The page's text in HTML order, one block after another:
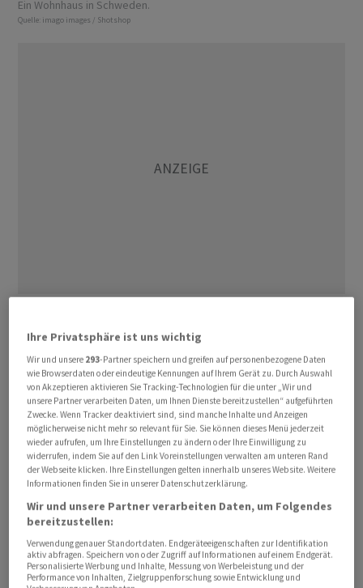
Ein Wohnhaus in Schweden.
Quelle: imago images / Shotshop
grossen Teil des Wertzuwachses schwedischer
Wohnimmobilien zunichte gemacht, nachdem sich ein
Anstieg der Kredit- und Lebenshaltungskosten auf die
Preise niedergeschlagen hatte. Das hat das grösste
nordische Land zu einer der Regionen in der Welt
gemacht, die den stärksten Rückgang auf dem
Wohnimmobilienmarkt zu verzeichnen haben.
Zwar werden Einfamilienhäuser immer noch zu etwas
höheren Preisen als vor dem Ausbruch im März 2020
gehandelt, doch der Anstieg der Strompreise drückt im
kalten nordischen Winter auf die Nachfrage nach
Häusern mit höherem Energiebedarf.
Ihre Privatsphäre ist uns wichtig
Wir und unsere 293-Partner speichern und greifen auf personenbezogene Daten
wie Browserdaten oder eindeutige Kennungen auf Ihrem Gerät zu. Durch Auswahl
von Akzeptieren aktivieren Sie Tracking-Technologien für die unter „Wir und
unsere Partner verarbeiten Daten, um Ihnen Dienste bereitzustellen“ aufgeführten
Zwecke. Wenn Tracker deaktiviert sind, sind manche Inhalte und Anzeigen
möglicherweise nicht mehr so relevant für Sie. Sie können dieses Menü jederzeit
wieder aufrufen, um Ihre Einstellungen zu ändern oder Ihre Einwilligung zu
widerrufen, indem Sie auf den Link Voreinstellungen verwalten am unteren Rand
der Webseite klicken. Ihre Einstellungen gelten innerhalb unseres Website. Weitere
Informationen finden Sie in unserer Datenschutzerklärung.
Wir und unsere Partner verarbeiten Daten, um Folgendes
bereitzustellen:
Verwendung genauer Standortdaten. Endgeräteeigenschaften zur Identifikation
aktiv abfragen. Speichern von oder Zugriff auf Informationen auf einem Endgerät.
Personalisierte Werbung und Inhalte, Messung von Werbeleistung und der
Performance von Inhalten, Zielgruppenforschung sowie Entwicklung und